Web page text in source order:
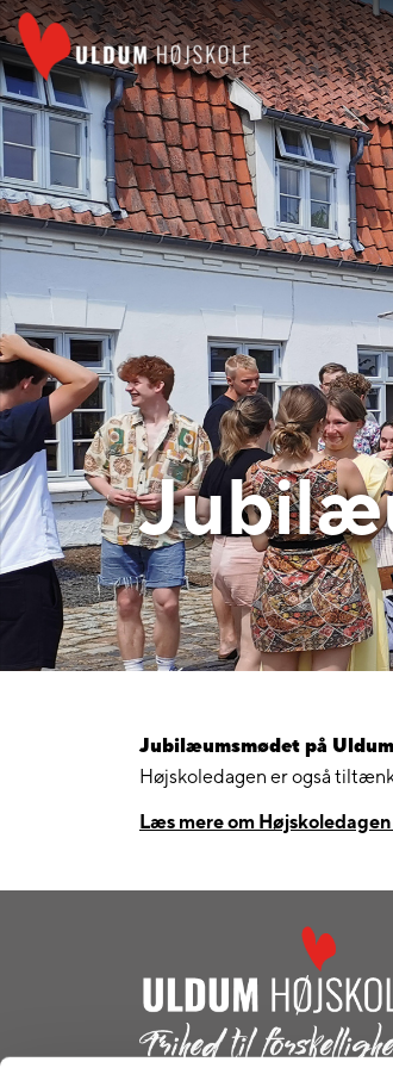
Jubilæumsmødet på
Højskoledagen er også
Læs mere om